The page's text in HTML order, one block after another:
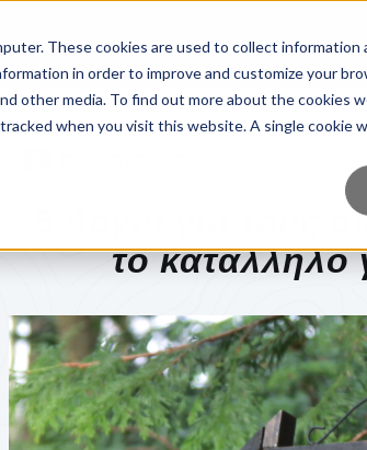
These cookies are used to collect
in order to improve and customize your
other media. To find out more about the cookies
when you visit this website. A single cookie
Τιμολόγηση Κέντρο εκμάθησης
5 Λόγοι για τους
το κατάλληλο